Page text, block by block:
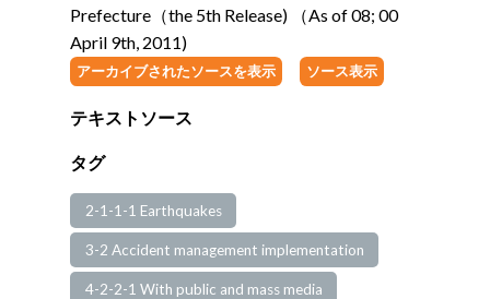
ENGLISH 日本語
Prefecture（the 5th Release) （As of 08; 00
April 9th, 2011)
アーカイブされたソースを表示 ソース表示
テキストソース
タグ
2-1-1-1 Earthquakes
3-2 Accident management implementation
4-2-2-1 With public and mass media